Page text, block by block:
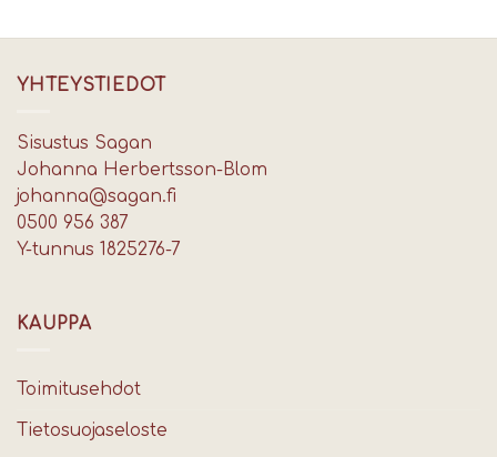
YHTEYSTIEDOT
Sisustus Sagan
Johanna Herbertsson-Blom
johanna@sagan.fi
0500 956 387
Y-tunnus 1825276-7
KAUPPA
Toimitusehdot
Tietosuojaseloste